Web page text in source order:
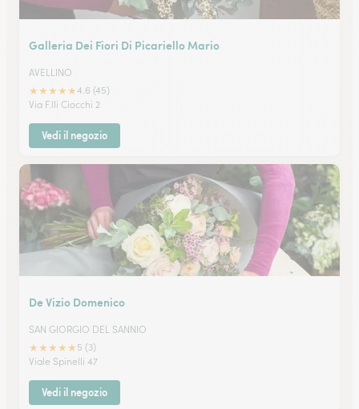
Galleria Dei Fiori Di Picariello Mario
AVELLINO
★★★★★4.6 (45)
Via F.lli Ciocchi 2
Vedi il negozio
De Vizio Domenico
SAN GIORGIO DEL SANNIO
★★★★★ 5 (3)
Viale Spinelli 47
Vedi il negozio